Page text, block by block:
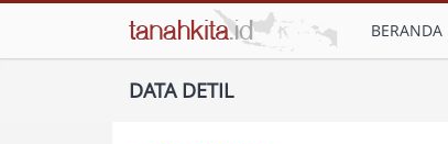
BERANDA
DATA DETIL